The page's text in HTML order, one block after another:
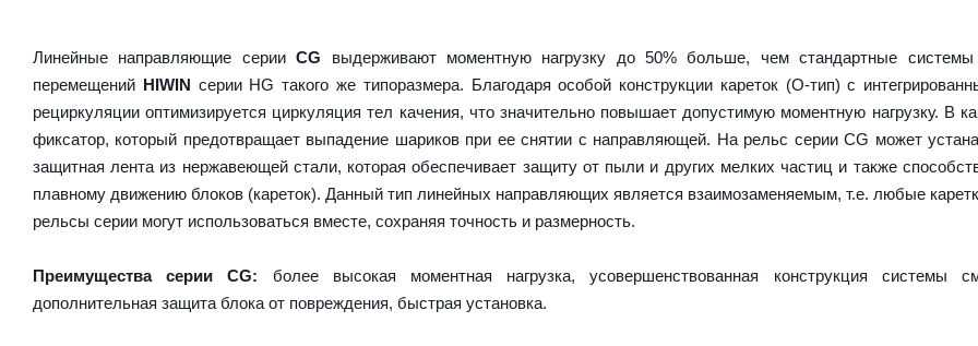
Линейные направляющие серииCG выдерживают моментную нагрузку до 50% больше, чем стандартные системы
перемещений HIWIN серии HG такого же типоразмера. Благодаря особой конструкции кареток (О-тип) с
рециркуляции оптимизируется циркуляция тел качения, что значительно повышает допустимую моментную нагрузку. В
фиксатор, который предотвращает выпадение шариков при ее снятии с направляющей. На рельс серии CG может
защитная лента из нержавеющей стали, которая обеспечивает защиту от пыли и других мелких частиц и также
плавному движению блоков (кареток). Данный тип линейных направляющих является взаимозаменяемым, т.е. любые
рельсы серии могут использоваться вместе, сохраняя точность и размерность.
Преимущества серии CG: более высокая моментная нагрузка, усовершенствованная конструкция системы
дополнительная защита блока от повреждения, быстрая установка.